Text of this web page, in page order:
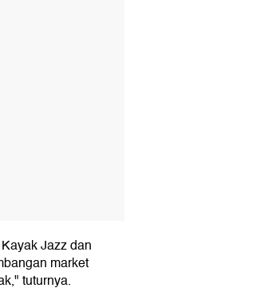
Jazz dan
market
tuturnya.